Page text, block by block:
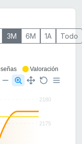
3M 6M 1A Todo
2180
2175
Valoración